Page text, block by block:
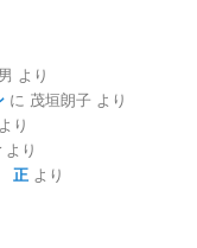
より
に 茂垣朗子 より
より
より
正 より